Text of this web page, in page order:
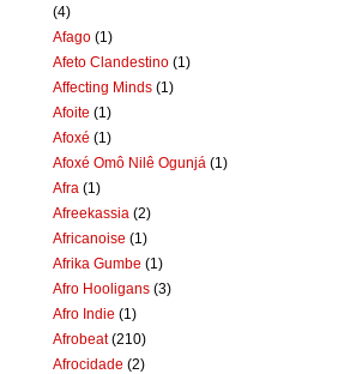
(4)
Afago (1)
Afeto Clandestino (1)
Affecting Minds (1)
Afoite (1)
Afoxé (1)
Afoxé Omô Nilê Ogunjá (1)
Afra (1)
Afreekassia (2)
Africanoise (1)
Afrika Gumbe (1)
Afro Hooligans (3)
Afro Indie (1)
Afrobeat (210)
Afrocidade (2)